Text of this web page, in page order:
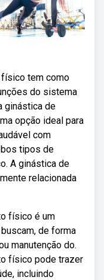
tem como
do sistema
ginástica de
opção ideal para
com
tipos de
A ginástica de
relacionada
físico é um
de forma
manutenção do.
físico pode trazer
incluindo